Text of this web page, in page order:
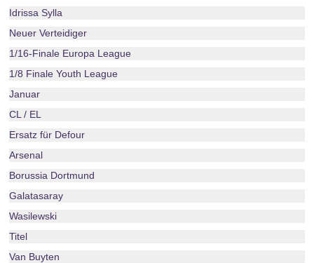
Idrissa Sylla
Neuer Verteidiger
1/16-Finale Europa League
1/8 Finale Youth League
Januar
CL / EL
Ersatz für Defour
Arsenal
Borussia Dortmund
Galatasaray
Wasilewski
Titel
Van Buyten